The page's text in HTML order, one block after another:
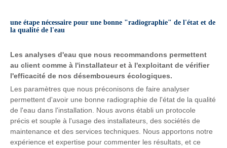
une étape nécessaire pour une bonne "radiographie" de l'état et de
la qualité de l'eau
Les analyses d'eau que nous recommandons permettent
au client comme à l'installateur et à l'exploitant de vérifier
l'efficacité de nos désemboueurs écologiques.
Les paramètres que nous préconisons de faire analyser
permettent d'avoir une bonne radiographie de l'état de la qualité
de l'eau dans l'installation. Nous avons établi un protocole
précis et souple à l'usage des installateurs, des sociétés de
maintenance et des services techniques. Nous apportons notre
expérience et expertise pour commenter les résultats, et ce